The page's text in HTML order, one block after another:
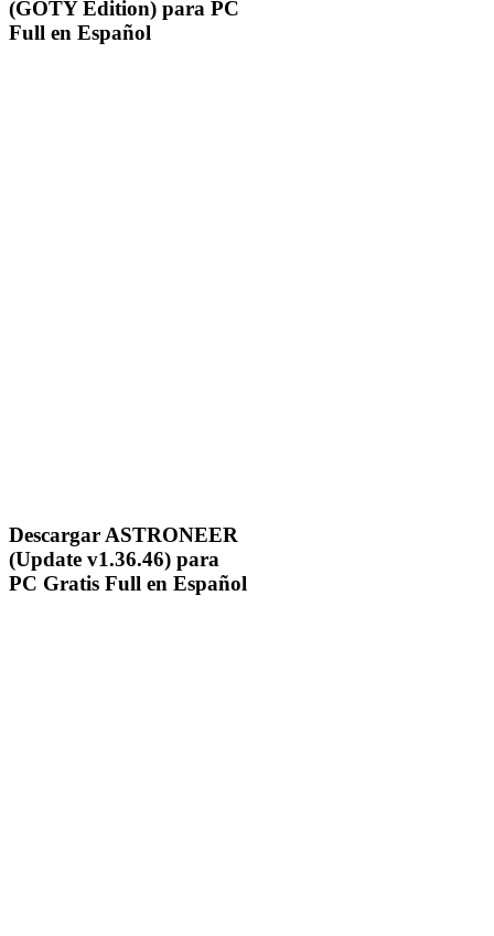
(GOTY Edition) para PC
Full en Español
Descargar ASTRONEER
(Update v1.36.46) para
PC Gratis Full en Español